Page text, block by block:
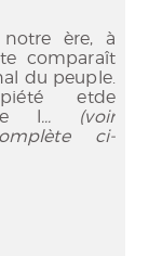
ère, à
comparaît
du peuple.
etde
l... (voir
ci-